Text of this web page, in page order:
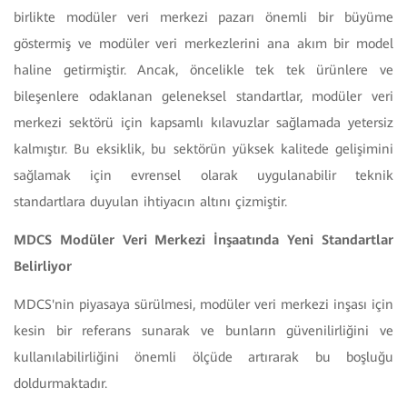
birlikte modüler veri merkezi pazarı önemli bir büyüme
göstermiş ve modüler veri merkezlerini ana akım bir model
haline getirmiştir. Ancak, öncelikle tek tek ürünlere ve
bileşenlere odaklanan geleneksel standartlar, modüler veri
merkezi sektörü için kapsamlı kılavuzlar sağlamada yetersiz
kalmıştır. Bu eksiklik, bu sektörün yüksek kalitede gelişimini
sağlamak için evrensel olarak uygulanabilir teknik
standartlara duyulan ihtiyacın altını çizmiştir.
MDCS Modüler Veri Merkezi İnşaatında Yeni Standartlar
Belirliyor
MDCS'nin piyasaya sürülmesi, modüler veri merkezi inşası için
kesin bir referans sunarak ve bunların güvenilirliğini ve
kullanılabilirliğini önemli ölçüde artırarak bu boşluğu
doldurmaktadır.